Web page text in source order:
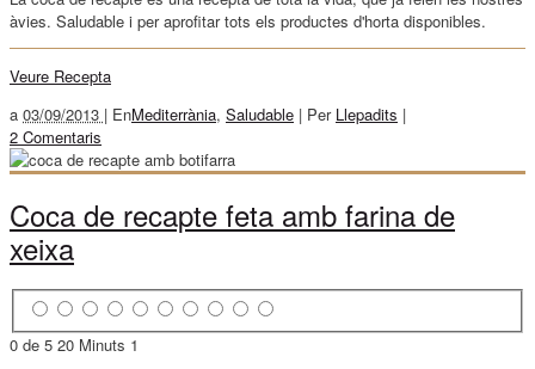
àvies. Saludable i per aprofitar tots els productes d'horta disponibles.
Veure Recepta
a 03/09/2013 | EnMediterrània, Saludable | Per Llepadits |
2 Comentaris
Coca de recapte feta amb farina de
xeixa
0 de 5 20 Minuts 1